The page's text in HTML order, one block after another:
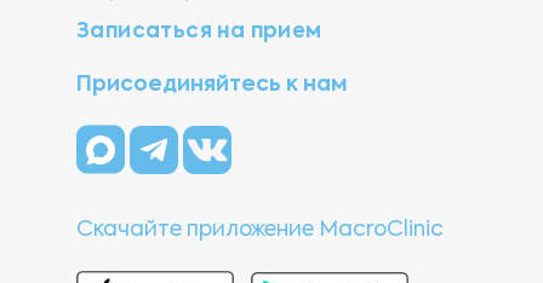
Записаться на прием
Присоединяйтесь к нам
Скачайте приложение MacroClinic